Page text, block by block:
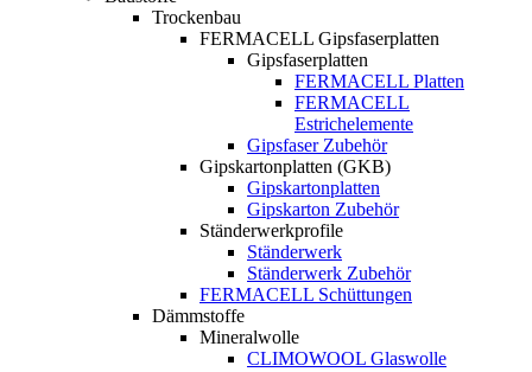
Trockenbau
FERMACELL Gipsfaserplatten
Gipsfaserplatten
FERMACELL Platten
FERMACELL
Estrichelemente
Gipsfaser Zubehör
Gipskartonplatten (GKB)
Gipskartonplatten
Gipskarton Zubehör
Ständerwerkprofile
Ständerwerk
Ständerwerk Zubehör
FERMACELL Schüttungen
Dämmstoffe
Mineralwolle
CLIMOWOOL Glaswolle